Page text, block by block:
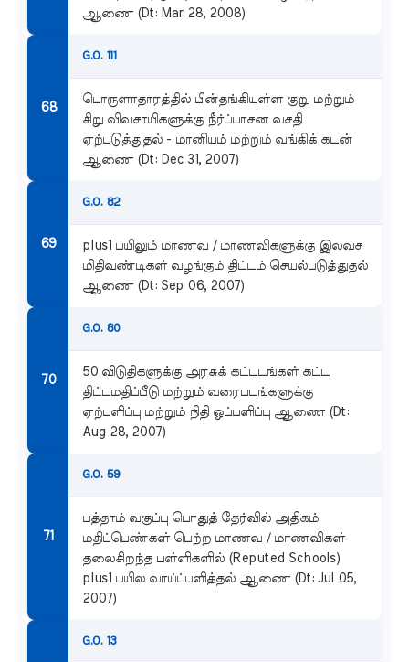
ஆணை (Dt: Mar 28, 2008)
G.O. 111
பொருளாதாரத்தில் பின்தங்கியுள்ள குறு மற்றும்
சிறு விவசாயிகளுக்கு நீர்ப்பாசன வசதி
ஏற்படுத்துதல் - மானியம் மற்றும் வங்கிக் கடன்
ஆணை (Dt: Dec 31, 2007)
G.O. 82
plus1 பயிலும் மாணவ / மாணவிகளுக்கு இலவச
மிதிவண்டிகள் வழங்கும் திட்டம் செயல்படுத்துதல்
ஆணை (Dt: Sep 06, 2007)
G.O. 80
50 விடுதிகளுக்கு அரசுக் கட்டடங்கள் கட்ட
திட்டமதிப்பீடு மற்றும் வரைபடங்களுக்கு
ஏற்பளிப்பு மற்றும் நிதி ஒப்பளிப்பு ஆணை (Dt:
Aug 28, 2007)
G.O. 59
பத்தாம் வகுப்பு பொதுத் தேர்வில் அதிகம்
மதிப்பெண்கள் பெற்ற மாணவ / மாணவிகள்
தலைசிறந்த பள்ளிகளில் (Reputed Schools)
plus1 பயில வாய்ப்பளித்தல் ஆணை (Dt: Jul 05,
2007)
G.O. 13